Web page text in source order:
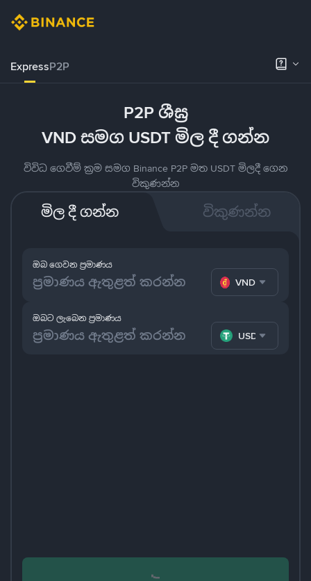
ExpressP2P
P2P ශීඝ්‍ර
VND සමග USDT මිල දී ගන්න
විවිධ ගෙවීම් ක්‍රම සමග Binance P2P මත USDT මිලදී ගෙන
විකුණන්න
මිල දී ගන්න විකුණන්න
ඔබ ගෙවන ප්‍රමාණය
VND
ඔබට ලැබෙන ප්‍රමාණය
USDT